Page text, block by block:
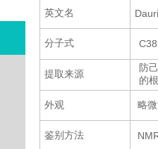
英文名
分子式
提取来源
防
的
外观 略
鉴别方法